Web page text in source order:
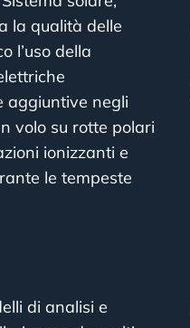
la qualità delle
l’uso della
aggiuntive negli
volo su rotte polari
ionizzanti e
le tempeste
di analisi e